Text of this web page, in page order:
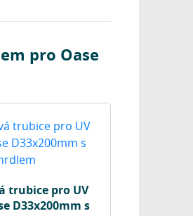
pro Oase
trubice pro UV
D33x200mm s